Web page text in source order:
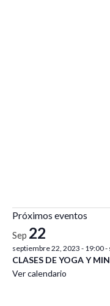
Próximos eventos
Sep 22
septiembre 22, 2023 - 19:00-
CLASES DE YOGA Y
Ver calendario